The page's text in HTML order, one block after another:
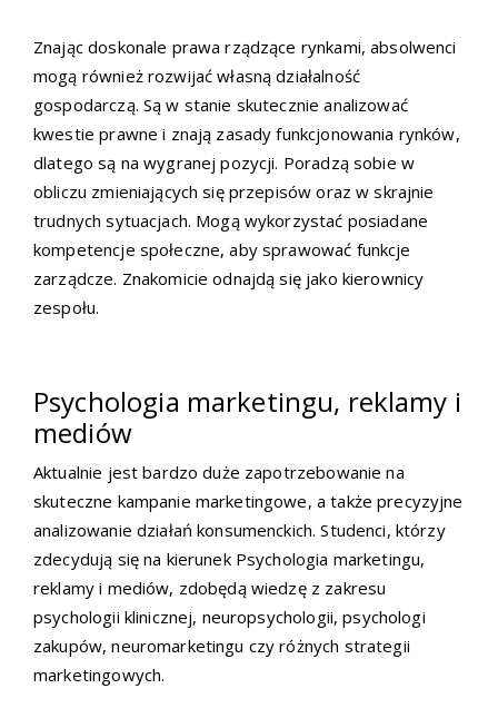
Znając doskonale prawa rządzące rynkami, absolwenci
mogą również rozwijać własną działalność
gospodarczą. Są w stanie skutecznie analizować
kwestie prawne i znają zasady funkcjonowania rynków,
dlatego są na wygranej pozycji. Poradzą sobie w
obliczu zmieniających się przepisów oraz w skrajnie
trudnych sytuacjach. Mogą wykorzystać posiadane
kompetencje społeczne, aby sprawować funkcje
zarządcze. Znakomicie odnajdą się jako kierownicy
zespołu.
Psychologia marketingu, reklamy i
mediów
Aktualnie jest bardzo duże zapotrzebowanie na
skuteczne kampanie marketingowe, a także precyzyjne
analizowanie działań konsumenckich. Studenci, którzy
zdecydują się na kierunek Psychologia marketingu,
reklamy i mediów, zdobędą wiedzę z zakresu
psychologii klinicznej, neuropsychologii, psychologi
zakupów, neuromarketingu czy różnych strategii
marketingowych.